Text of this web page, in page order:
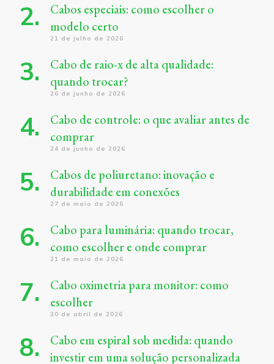
Cabos especiais: como escolher o
modelo certo
21 de julho de 2026
Cabo de raio-x de alta qualidade:
quando trocar?
26 de junho de 2026
Cabo de controle: o que avaliar antes de
comprar
24 de junho de 2026
Cabos de poliuretano: inovação e
durabilidade em conexões
27 de maio de 2026
Cabo para luminária: quando trocar,
como escolher e onde comprar
21 de maio de 2026
Cabo oximetria para monitor: como
escolher
30 de abril de 2026
Cabo em espiral sob medida: quando
investir em uma solução personalizada